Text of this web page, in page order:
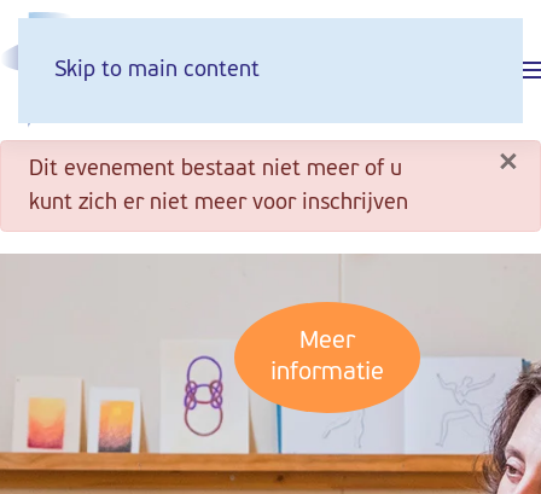
Skip to main content
×
danger
Dit evenement bestaat niet meer of u
kunt zich er niet meer voor inschrijven
Meer
informatie